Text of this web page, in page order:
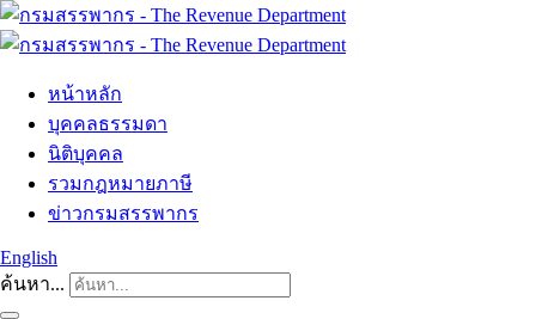
หน้าหลัก
บุคคลธรรมดา
นิติบุคคล
รวมกฎหมายภาษี
ข่าวกรมสรรพากร
English
ค้นหา...